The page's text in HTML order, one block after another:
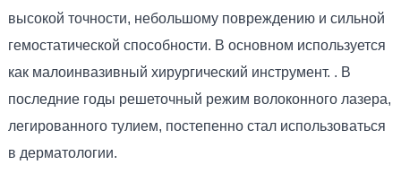
высокой точности, небольшому повреждению и сильной
гемостатической способности. В основном используется
как малоинвазивный хирургический инструмент. . В
последние годы решеточный режим волоконного лазера,
легированного тулием, постепенно стал использоваться
в дерматологии.